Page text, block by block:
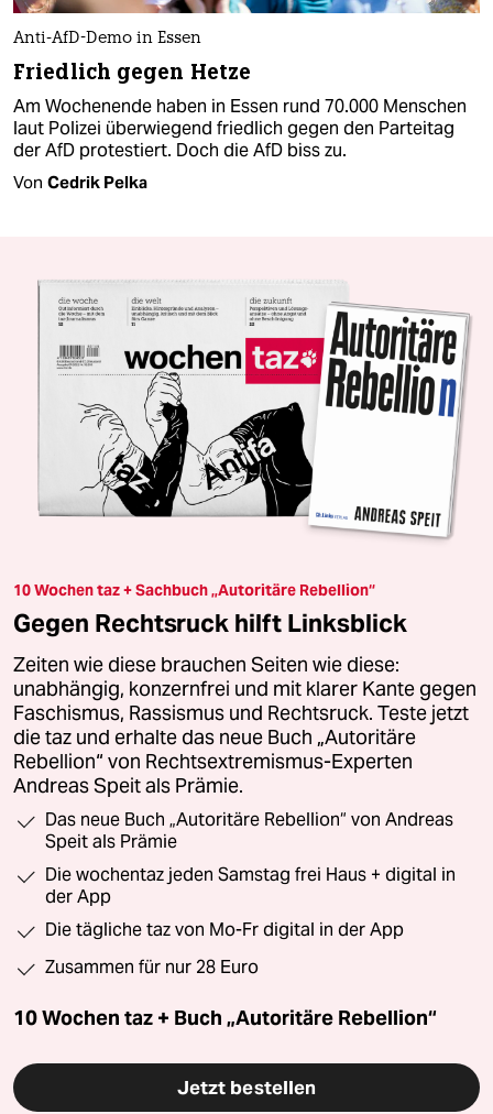
Anti-AfD-Demo in Essen
Friedlich gegen Hetze
Am Wochenende haben in Essen rund 70.000 Menschen
laut Polizei überwiegend friedlich gegen den Parteitag
der AfD protestiert. Doch die AfD biss zu.
Von Cedrik Pelka
10 Wochen taz + Sachbuch „Autoritäre Rebellion“
Gegen Rechtsruck hilft Linksblick
Zeiten wie diese brauchen Seiten wie diese:
unabhängig, konzernfrei und mit klarer Kante gegen
Faschismus, Rassismus und Rechtsruck. Teste jetzt
die taz und erhalte das neue Buch „Autoritäre
Rebellion“ von Rechtsextremismus-Experten
Andreas Speit als Prämie.
Das neue Buch „Autoritäre Rebellion“ von Andreas
Speit als Prämie
Die wochentaz jeden Samstag frei Haus + digital in
der App
Die tägliche taz von Mo-Fr digital in der App
Zusammen für nur 28 Euro
10 Wochen taz + Buch „Autoritäre Rebellion“
Jetzt bestellen